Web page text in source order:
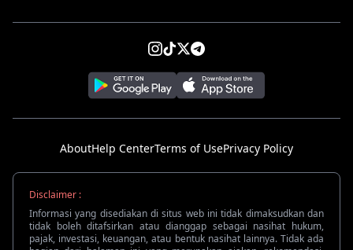
AboutHelp CenterTerms of UsePrivacy Policy
Disclaimer :
Informasi yang disediakan di situs web ini tidak dimaksudkan dan
tidak boleh ditafsirkan atau dianggap sebagai nasihat hukum,
pajak, investasi, keuangan, atau bentuk nasihat lainnya. Tidak ada